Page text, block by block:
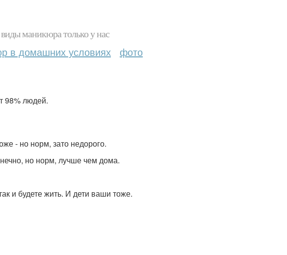
маникюра только у нас
в домашних условиях фото
98% людей.
- но норм, зато недорого.
но норм, лучше чем дома.
и будете жить. И дети ваши тоже.